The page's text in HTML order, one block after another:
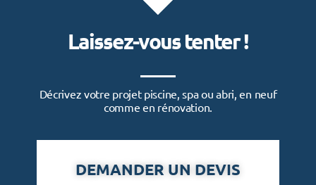
Laissez-vous tenter !
Décrivez votre projet piscine, spa ou abri, en neuf
comme en rénovation.
DEMANDER UN DEVIS